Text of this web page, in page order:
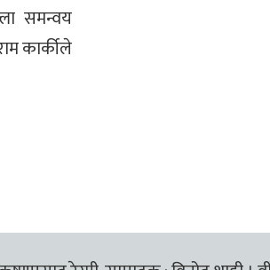
समन्वय
कार्कीले